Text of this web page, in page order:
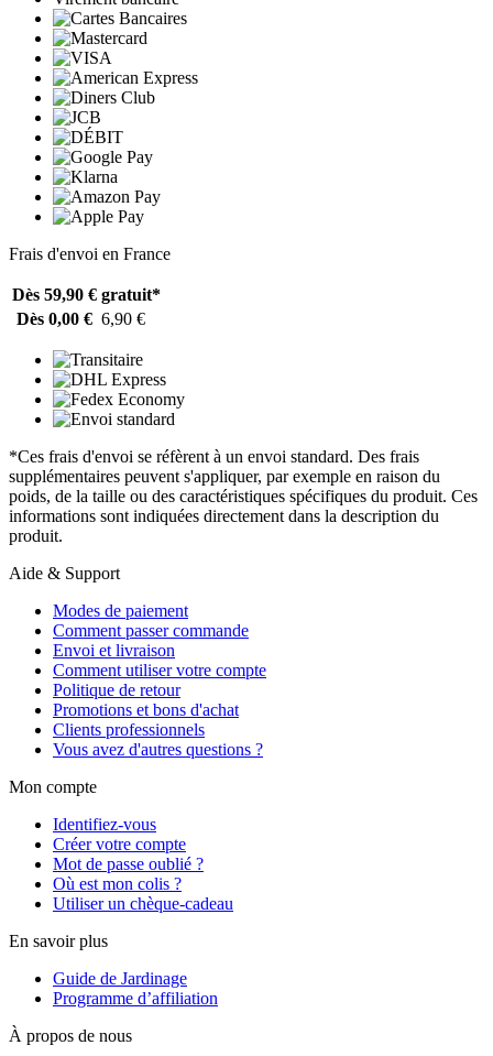
Frais d'envoi en France
Dès 59,90 € gratuit*
Dès 0,00 € 6,90 €
*Ces frais d'envoi se réfèrent à un envoi standard. Des frais
supplémentaires peuvent s'appliquer, par exemple en raison du
poids, de la taille ou des caractéristiques spécifiques du produit. Ces
informations sont indiquées directement dans la description du
produit.
Aide & Support
Modes de paiement
Comment passer commande
Envoi et livraison
Comment utiliser votre compte
Politique de retour
Promotions et bons d'achat
Clients professionnels
Vous avez d'autres questions ?
Mon compte
Identifiez-vous
Créer votre compte
Mot de passe oublié ?
Où est mon colis ?
Utiliser un chèque-cadeau
En savoir plus
Guide de Jardinage
Programme d’affiliation
À propos de nous